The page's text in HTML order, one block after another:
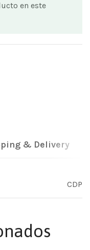
en este
& Delivery
CDP